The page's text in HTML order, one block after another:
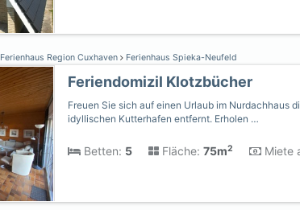
Ferienhaus Region Cuxhaven Ferienhaus Spieka-Neufeld
Feriendomizil Klotzbücher
Freuen Sie sich auf einen Urlaub im Nurdachhaus
idyllischen Kutterhafen entfernt. Erholen …
Betten: 5 Fläche: 75m2 Miete